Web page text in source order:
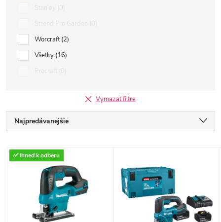
Worcraft 2
Všetky 16
Vymazať filtre
R
a
Najpredávanejšie
Najdrahšie
Abecedne
V✅ Ihneď k odberu